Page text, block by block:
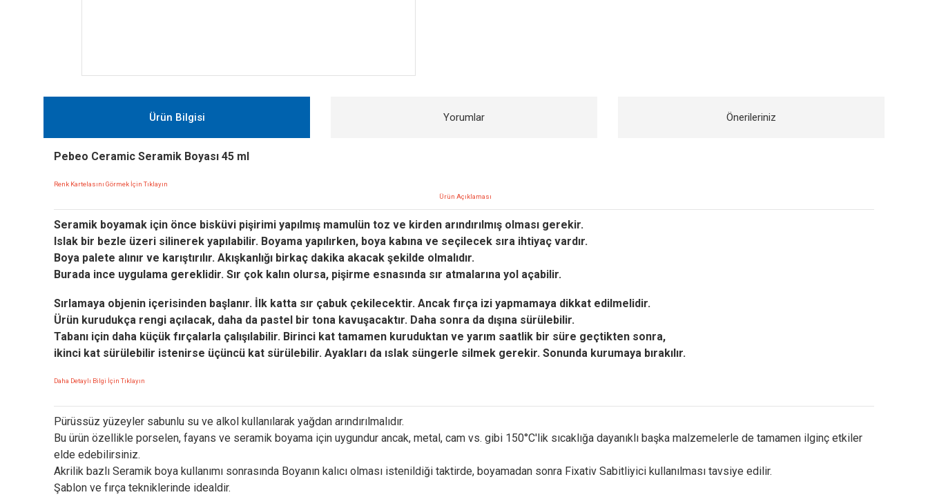
Ürün Bilgisi Yorumlar Önerileriniz
Pebeo Ceramic Seramik Boyası 45 ml
Renk Kartelasını Görmek İçin Tıklayın
Ürün Açıklaması
Seramik boyamak için önce bisküvi pişirimi yapılmış mamulün toz ve kirden arındırılmış olması gerekir.
Islak bir bezle üzeri silinerek yapılabilir. Boyama yapılırken, boya kabına ve seçilecek sıra ihtiyaç vardır.
Boya palete alınır ve karıştırılır. Akışkanlığı birkaç dakika akacak şekilde olmalıdır.
Burada ince uygulama gereklidir. Sır çok kalın olursa, pişirme esnasında sır atmalarına yol açabilir.
Sırlamaya objenin içerisinden başlanır. İlk katta sır çabuk çekilecektir. Ancak fırça izi yapmamaya dikkat edilmelidir.
Ürün kurudukça rengi açılacak, daha da pastel bir tona kavuşacaktır. Daha sonra da dışına sürülebilir.
Tabanı için daha küçük fırçalarla çalışılabilir. Birinci kat tamamen kuruduktan ve yarım saatlik bir süre geçtikten sonra,
ikinci kat sürülebilir istenirse üçüncü kat sürülebilir. Ayakları da ıslak süngerle silmek gerekir. Sonunda kurumaya bırakılır.
Daha Detaylı Bilgi İçin Tıklayın
Pürüssüz yüzeyler sabunlu su ve alkol kullanılarak yağdan arındırılmalıdır.
Bu ürün özellikle porselen, fayans ve seramik boyama için uygundur ancak, metal, cam vs. gibi 150°C'lik sıcaklığa dayanıklı başka malzemelerle de tamamen ilginç etkiler
elde edebilirsiniz.
Akrilik bazlı Seramik boya kullanımı sonrasında Boyanın kalıcı olması istenildiği taktirde, boyamadan sonra Fixativ Sabitliyici kullanılması tavsiye edilir.
Şablon ve fırça tekniklerinde idealdir.